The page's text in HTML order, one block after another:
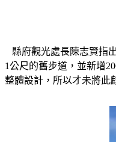
縣府觀光處長陳志賢指
1公尺的舊步道，並新增
整體設計，所以才未將此